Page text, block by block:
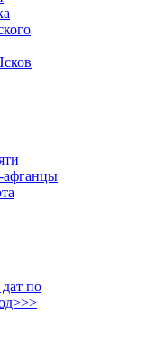
афганцы
по